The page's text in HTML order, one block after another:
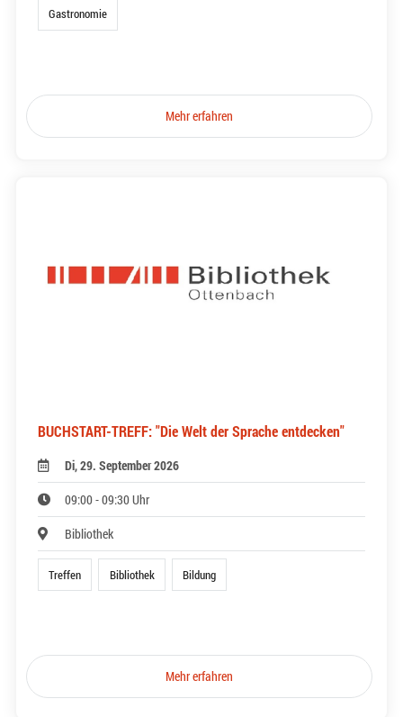
Gastronomie
Mehr erfahren
BUCHSTART-TREFF: "Die Welt der Sprache entdecken"
Di, 29. September 2026
09:00 - 09:30 Uhr
Bibliothek
Treffen Bibliothek Bildung
Mehr erfahren